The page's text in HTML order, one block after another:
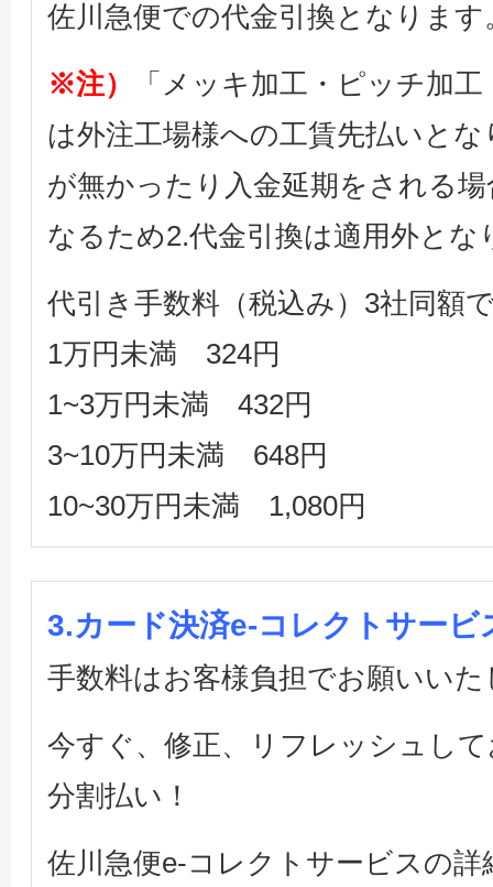
佐川急便での代金引換となります
※注）
「メッキ加工・ピッチ加
は外注工場様への工賃先払いと
が無かったり入金延期をされる
なるため2.代金引換は適用外とな
代引き手数料（税込み）3社同額
1万円未満 324円
1~3万円未満 432円
3~10万円未満 648円
10~30万円未満 1,080円
3.カード決済e-コレクトサービ
手数料はお客様負担でお願いい
今すぐ、修正、リフレッシュし
分割払い！
佐川急便e-コレクトサービスの詳